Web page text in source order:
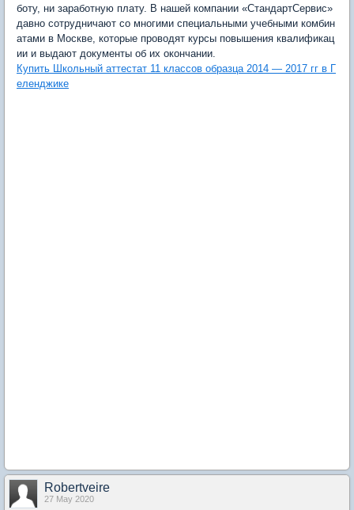
боту, ни заработную плату. В нашей компании «СтандартСервис»
давно сотрудничают со многими специальными учебными комбин
атами в Москве, которые проводят курсы повышения квалификац
ии и выдают документы об их окончании.
Купить Школьный аттестат 11 классов образца 2014 — 2017 гг в Г
еленджике
Robertveire
27 May 2020